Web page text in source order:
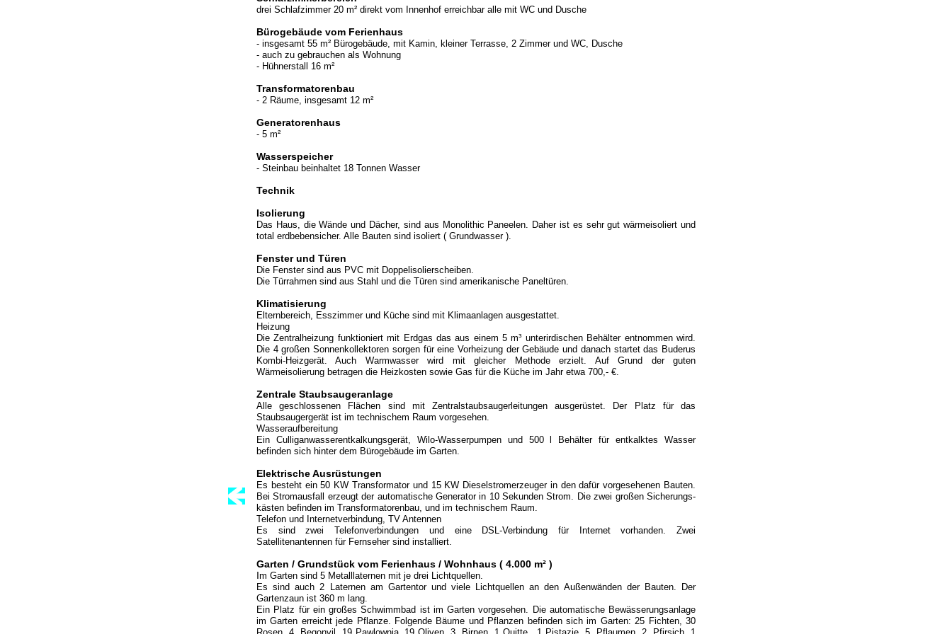
drei Schlafzimmer 20 m² direkt vom Innenhof erreichbar alle mit WC und Dusche
Bürogebäude vom Ferienhaus
- insgesamt 55 m² Bürogebäude, mit Kamin, kleiner Terrasse, 2 Zimmer und WC, Dusche
- auch zu gebrauchen als Wohnung
- Hühnerstall 16 m²
Transformatorenbau
- 2 Räume, insgesamt 12 m²
Generatorenhaus
- 5 m²
Wasserspeicher
- Steinbau beinhaltet 18 Tonnen Wasser
Technik
Isolierung
Das Haus, die Wände und Dächer, sind aus Monolithic Paneelen. Daher ist es sehr gut wärmeisoliert und
total erdbebensicher. Alle Bauten sind isoliert ( Grundwasser ).
Fenster und Türen
Die Fenster sind aus PVC mit Doppelisolierscheiben.
Die Türrahmen sind aus Stahl und die Türen sind amerikanische Paneltüren.
Klimatisierung
Elternbereich, Esszimmer und Küche sind mit Klimaanlagen ausgestattet.
Heizung
Die Zentralheizung funktioniert mit Erdgas das aus einem 5 m³ unterirdischen Behälter entnommen wird.
Die 4 großen Sonnenkollektoren sorgen für eine Vorheizung der Gebäude und danach startet das Buderus
Kombi-Heizgerät. Auch Warmwasser wird mit gleicher Methode erzielt. Auf Grund der guten
Wärmeisolierung betragen die Heizkosten sowie Gas für die Küche im Jahr etwa 700,- €.
Zentrale Staubsaugeranlage
Alle geschlossenen Flächen sind mit Zentralstaubsaugerleitungen ausgerüstet. Der Platz für das
Staubsaugergerät ist im technischem Raum vorgesehen.
Wasseraufbereitung
Ein Culliganwasserentkalkungsgerät, Wilo-Wasserpumpen und 500 l Behälter für entkalktes Wasser
befinden sich hinter dem Bürogebäude im Garten.
Elektrische Ausrüstungen
Es besteht ein 50 KW Transformator und 15 KW Dieselstromerzeuger in den dafür vorgesehenen Bauten.
Bei Stromausfall erzeugt der automatische Generator in 10 Sekunden Strom. Die zwei großen Sicherungs-
kästen befinden im Transformatorenbau, und im technischem Raum.
Telefon und Internetverbindung, TV Antennen
Es sind zwei Telefonverbindungen und eine DSL-Verbindung für Internet vorhanden. Zwei
Satellitenantennen für Fernseher sind installiert.
Garten / Grundstück vom Ferienhaus / Wohnhaus ( 4.000 m² )
Im Garten sind 5 Metalllaternen mit je drei Lichtquellen.
Es sind auch 2 Laternen am Gartentor und viele Lichtquellen an den Außenwänden der Bauten. Der
Gartenzaun ist 360 m lang.
Ein Platz für ein großes Schwimmbad ist im Garten vorgesehen. Die automatische Bewässerungsanlage
im Garten erreicht jede Pflanze. Folgende Bäume und Pflanzen befinden sich im Garten: 25 Fichten, 30